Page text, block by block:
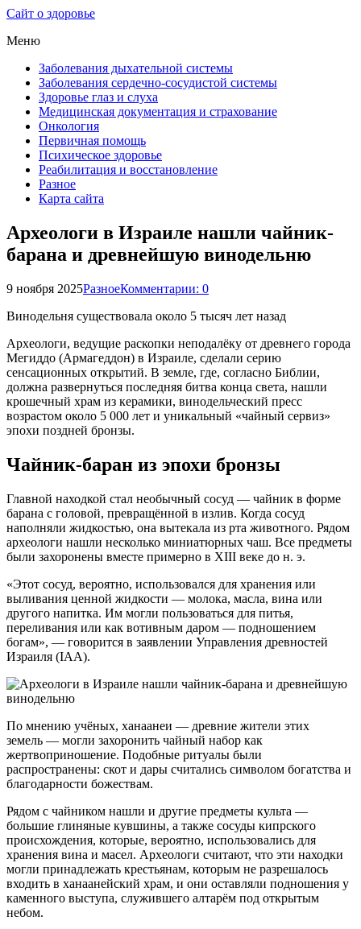
Сайт о здоровье
Меню
Заболевания дыхательной системы
Заболевания сердечно-сосудистой системы
Здоровье глаз и слуха
Медицинская документация и страхование
Онкология
Первичная помощь
Психическое здоровье
Реабилитация и восстановление
Разное
Карта сайта
Археологи в Израиле нашли чайник-
барана и древнейшую винодельню
9 ноября 2025РазноеКомментарии: 0
Винодельня существовала около 5 тысяч лет назад
Археологи, ведущие раскопки неподалёку от древнего города
Мегиддо (Армагеддон) в Израиле, сделали серию
сенсационных открытий. В земле, где, согласно Библии,
должна развернуться последняя битва конца света, нашли
крошечный храм из керамики, винодельческий пресс
возрастом около 5 000 лет и уникальный «чайный сервиз»
эпохи поздней бронзы.
Чайник-баран из эпохи бронзы
Главной находкой стал необычный сосуд — чайник в форме
барана с головой, превращённой в излив. Когда сосуд
наполняли жидкостью, она вытекала из рта животного. Рядом
археологи нашли несколько миниатюрных чаш. Все предметы
были захоронены вместе примерно в XIII веке до н. э.
«Этот сосуд, вероятно, использовался для хранения или
выливания ценной жидкости — молока, масла, вина или
другого напитка. Им могли пользоваться для питья,
переливания или как вотивным даром — подношением
богам», — говорится в заявлении Управления древностей
Израиля (IAA).
По мнению учёных, ханаанеи — древние жители этих
земель — могли захоронить чайный набор как
жертвоприношение. Подобные ритуалы были
распространены: скот и дары считались символом богатства и
благодарности божествам.
Рядом с чайником нашли и другие предметы культа —
большие глиняные кувшины, а также сосуды кипрского
происхождения, которые, вероятно, использовались для
хранения вина и масел. Археологи считают, что эти находки
могли принадлежать крестьянам, которым не разрешалось
входить в ханаанейский храм, и они оставляли подношения у
каменного выступа, служившего алтарём под открытым
небом.